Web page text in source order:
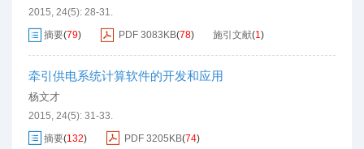
2015, 24(5): 28-31.
摘要(79) PDF 3083KB(78) 施引文献(1 )
牵引供电系统计算软件的开发和应用
杨文才
2015, 24(5): 31-33.
摘要(132) PDF 3205KB(74)